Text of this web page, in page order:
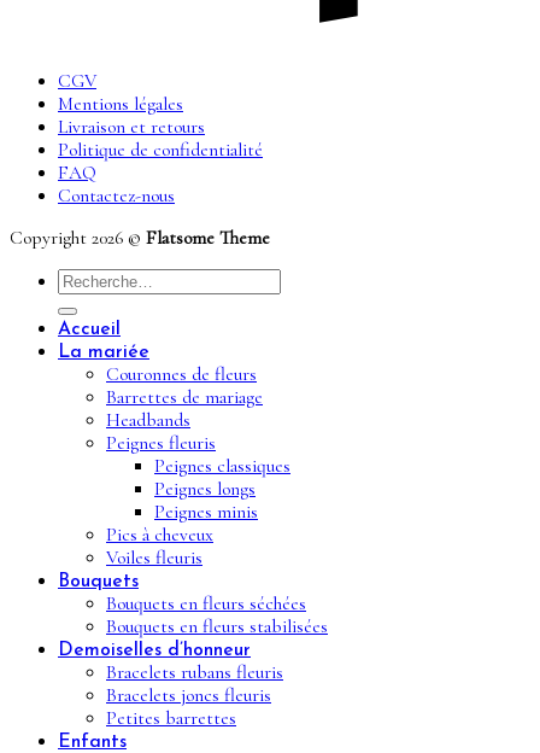
CGV
Mentions légales
Livraison et retours
Politique de confidentialité
FAQ
Contactez-nous
Copyright 2026 © Flatsome Theme
Recherche
pour :
Accueil
La mariée
Couronnes de fleurs
Barrettes de mariage
Headbands
Peignes fleuris
Peignes classiques
Peignes longs
Peignes minis
Pics à cheveux
Voiles fleuris
Bouquets
Bouquets en fleurs séchées
Bouquets en fleurs stabilisées
Demoiselles d’honneur
Bracelets rubans fleuris
Bracelets joncs fleuris
Petites barrettes
Enfants